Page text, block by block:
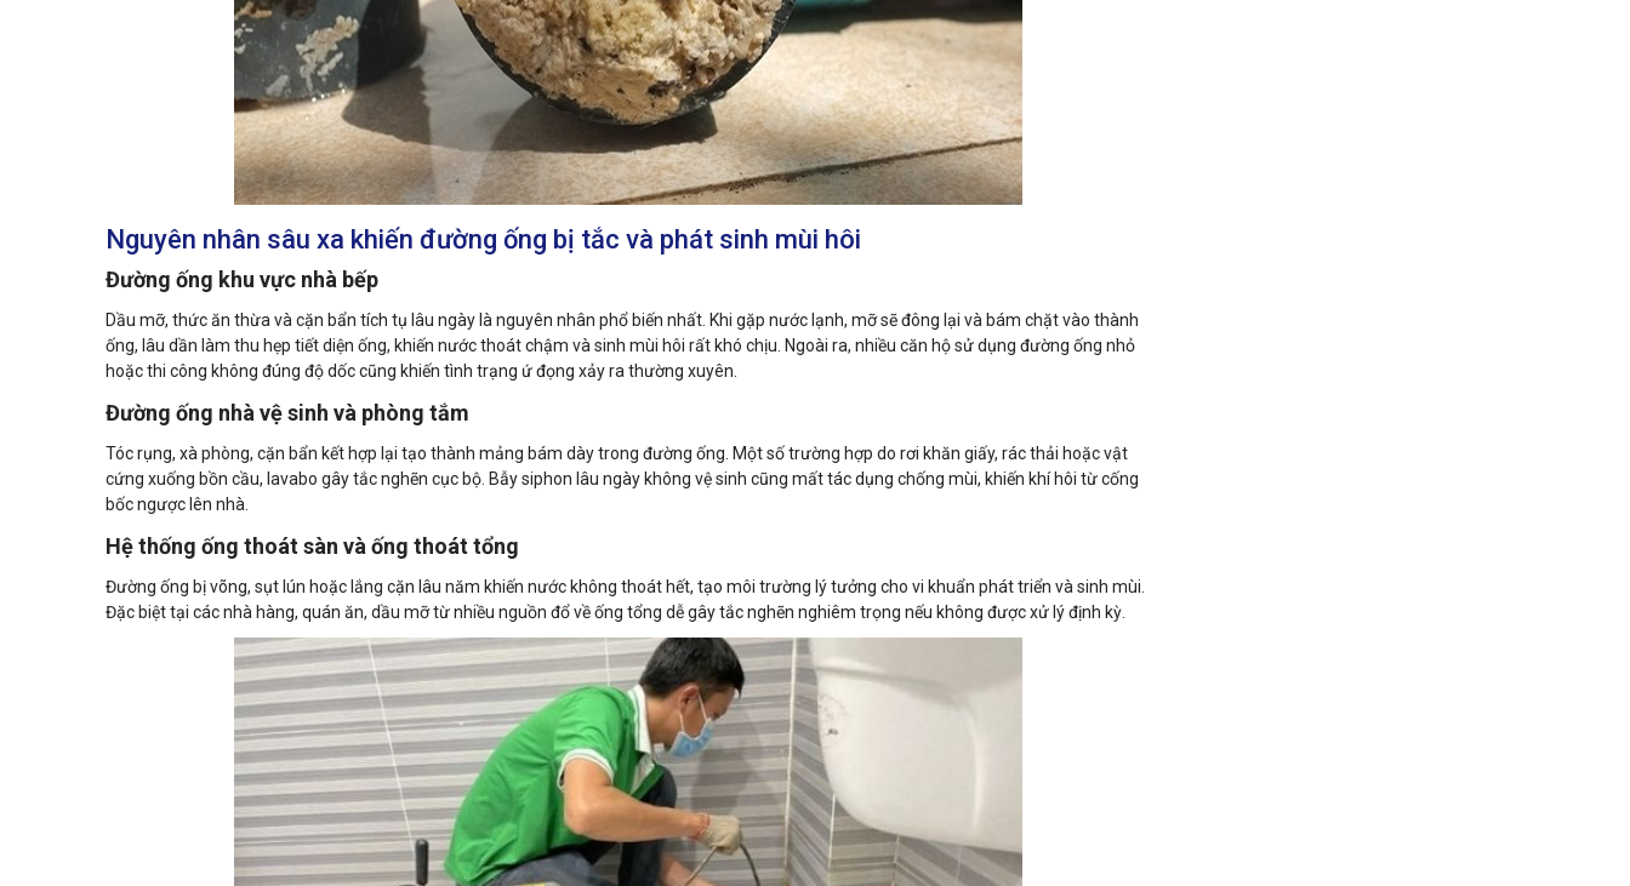
Nguyên nhân sâu xa khiến đường ống bị tắc và phát sinh mùi hôi
Đường ống khu vực nhà bếp
Dầu mỡ, thức ăn thừa và cặn bẩn tích tụ lâu ngày là nguyên nhân phổ biến nhất. Khi gặp nước lạnh, mỡ sẽ đông lại và bám chặt vào thành
ống, lâu dần làm thu hẹp tiết diện ống, khiến nước thoát chậm và sinh mùi hôi rất khó chịu. Ngoài ra, nhiều căn hộ sử dụng đường ống nhỏ
hoặc thi công không đúng độ dốc cũng khiến tình trạng ứ đọng xảy ra thường xuyên.
Đường ống nhà vệ sinh và phòng tắm
Tóc rụng, xà phòng, cặn bẩn kết hợp lại tạo thành mảng bám dày trong đường ống. Một số trường hợp do rơi khăn giấy, rác thải hoặc vật
cứng xuống bồn cầu, lavabo gây tắc nghẽn cục bộ. Bẫy siphon lâu ngày không vệ sinh cũng mất tác dụng chống mùi, khiến khí hôi từ cống
bốc ngược lên nhà.
Hệ thống ống thoát sàn và ống thoát tổng
Đường ống bị võng, sụt lún hoặc lắng cặn lâu năm khiến nước không thoát hết, tạo môi trường lý tưởng cho vi khuẩn phát triển và sinh mùi.
Đặc biệt tại các nhà hàng, quán ăn, dầu mỡ từ nhiều nguồn đổ về ống tổng dễ gây tắc nghẽn nghiêm trọng nếu không được xử lý định kỳ.